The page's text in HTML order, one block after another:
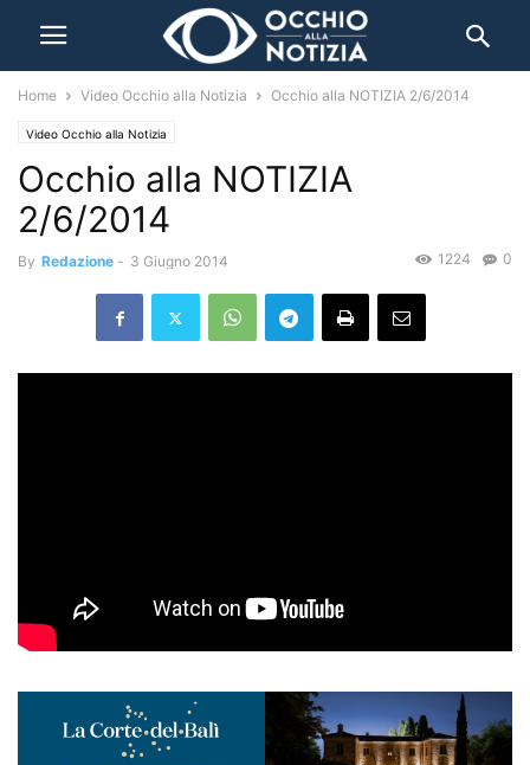
Home Video Occhio alla Notizia Occhio alla NOTIZIA 2/6/2014
Video Occhio alla Notizia
Occhio alla NOTIZIA
2/6/2014
By Redazione - 3 Giugno 2014 0
1224